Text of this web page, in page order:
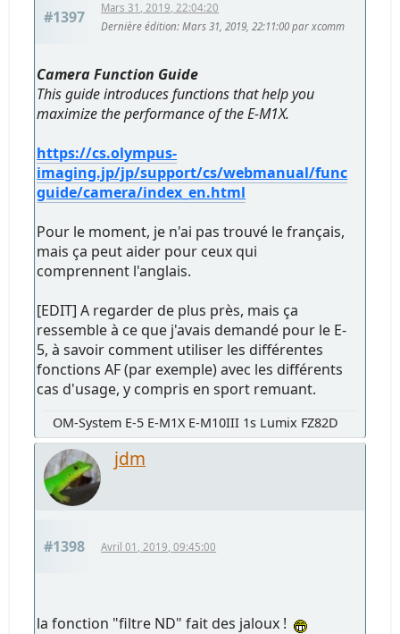
#1397
Mars 31, 2019, 22:04:20
Dernière édition: Mars 31, 2019, 22:11:00 par xcomm
Camera Function Guide
This guide introduces functions that help you
maximize the performance of the E-M1X.
https://cs.olympus-
imaging.jp/jp/support/cs/webmanual/func
guide/camera/index_en.html
Pour le moment, je n'ai pas trouvé le français,
mais ça peut aider pour ceux qui
comprennent l'anglais.
[EDIT] A regarder de plus près, mais ça
ressemble à ce que j'avais demandé pour le E-
5, à savoir comment utiliser les différentes
fonctions AF (par exemple) avec les différents
cas d'usage, y compris en sport remuant.
OM-System E-5 E-M1X E-M10III 1s Lumix FZ82D
jdm
#1398 Avril 01, 2019, 09:45:00
la fonction "filtre ND" fait des jaloux !